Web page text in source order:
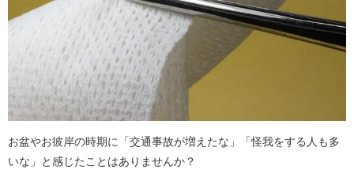
お盆やお彼岸の時期に「交通事故が増えたな」「怪我をする人も多
いな」と感じたことはありませんか？